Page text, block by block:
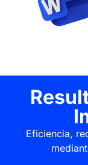
Eficiencia,